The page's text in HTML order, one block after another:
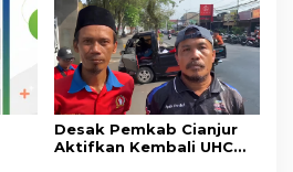
Desak Pemkab Cianjur
Aktifkan Kembali UHC